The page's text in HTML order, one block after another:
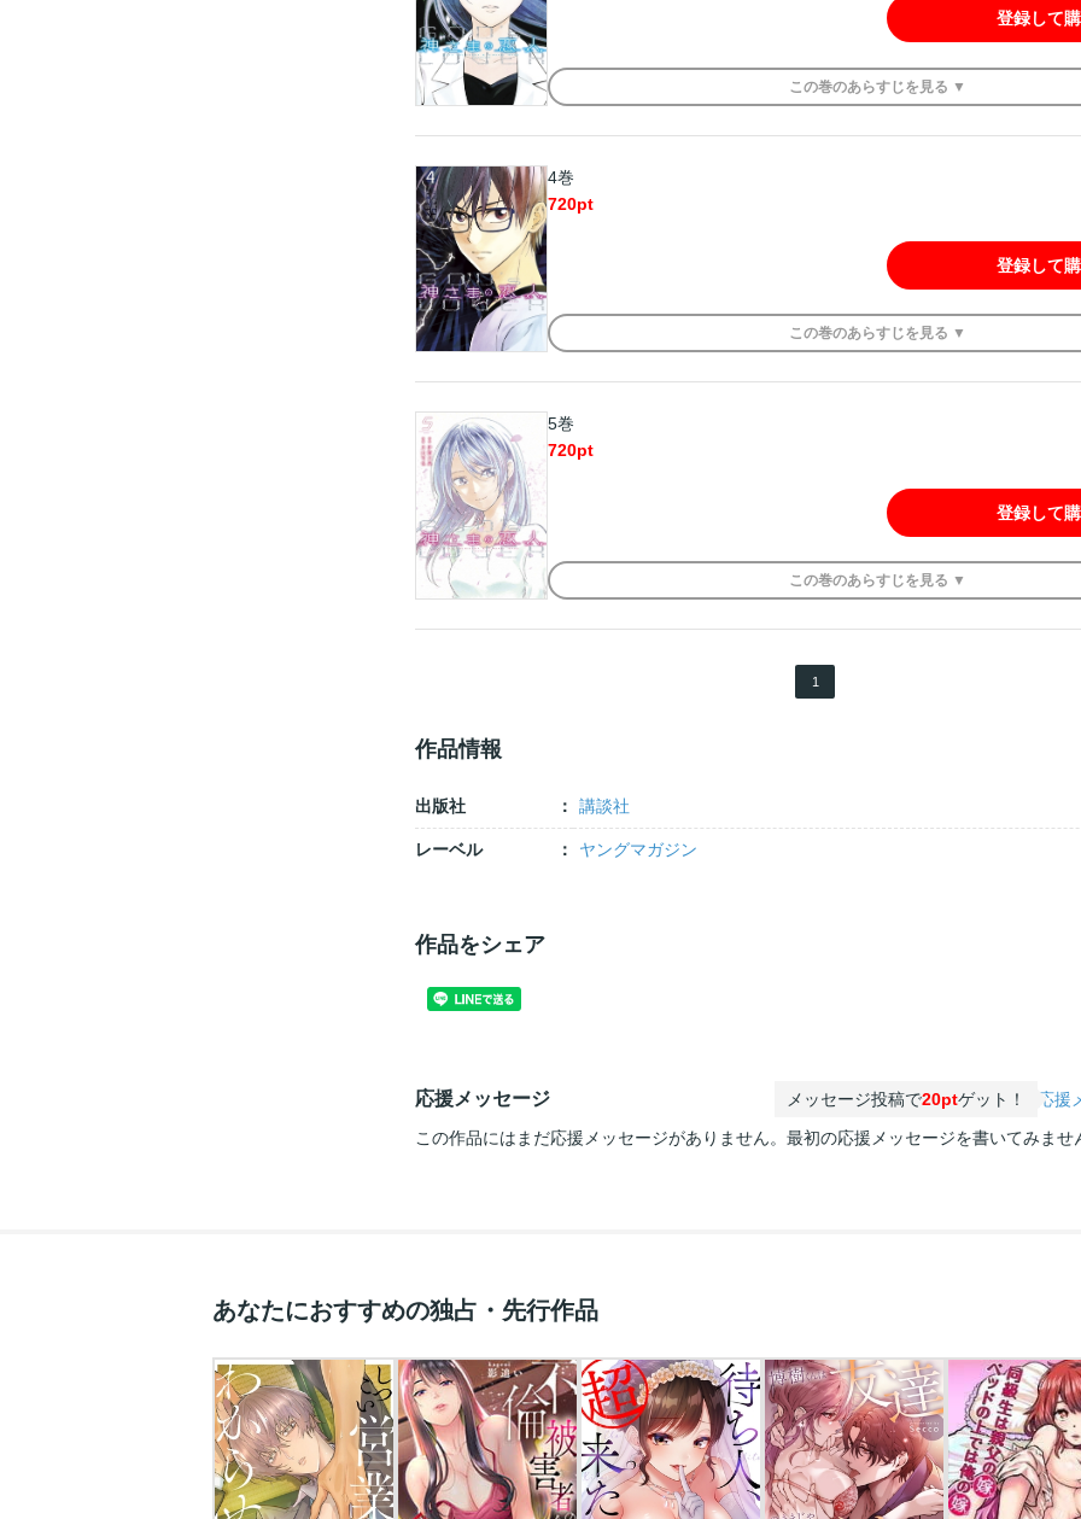
登録して
この巻のあらすじを 見る ▼
4巻
720pt
登録して
この巻のあらすじを 見る ▼
5巻
720pt
登録して
この巻のあらすじを 見る ▼
1
作品情報
出版社 講談社
レーベル ヤングマガジン
作品をシェア
応援メッセージ メッセージ投稿で20ptゲット！
応援
この作品にはまだ応援メッセージがありません。最初の応援メッセージを書いてみませ
あなたにおすすめの独占・先行作品